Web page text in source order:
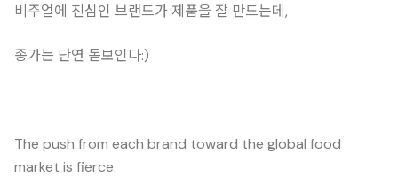
비주얼에 진심인 브랜드가 제품을 잘 만드는데,
종가는 단연 돋보인다:)
The push from each brand toward the global food
market is fierce.